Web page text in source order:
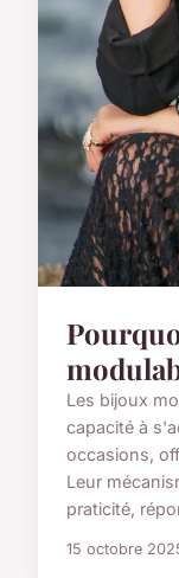
Les bijoux
capacité à
occasions,
Leur
praticité,
15 octobre